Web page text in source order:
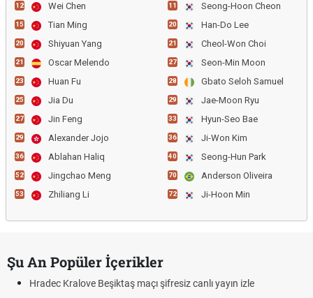
12 Wei Chen
15 Tian Ming
20 Shiyuan Yang
21 Oscar Melendo
23 Huan Fu
25 Jia Du
27 Jin Feng
29 Alexander Jojo
36 Ablahan Haliq
52 Jingchao Meng
53 Zhiliang Li
11 Seong-Hoon Cheon
20 Han-Do Lee
21 Cheol-Won Choi
27 Seon-Min Moon
28 Gbato Seloh Samuel
29 Jae-Moon Ryu
33 Hyun-Seo Bae
36 Ji-Won Kim
40 Seong-Hun Park
70 Anderson Oliveira
72 Ji-Hoon Min
Şu An Popüler İçerikler
Hradec Kralove Beşiktaş maçı şifresiz canlı yayın izle